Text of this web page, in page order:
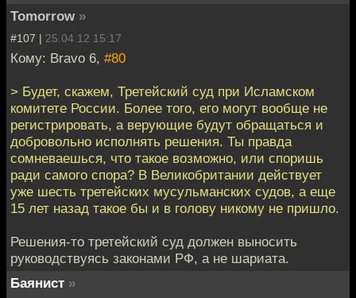
Tomorrow »
#107 | 25.04.12 15:17
Кому: Bravo 6, #80
> Будет, скажем, Третейский суд при Исламском
комитете России. Более того, его могут вообще не
регистрировать, а верующие будут обращаться и
добровольно исполнять решения. Ты правда
сомневаешься, что такое возможно, или споришь
ради самого спора? В Великобритании действует
уже шесть третейских мусульманских судов, а еще
15 лет назад такое бы и в голову никому не пришло.
Решения-то третейский суд должен выносить
руководствуясь законами РФ, а не шариата.
Баянист »